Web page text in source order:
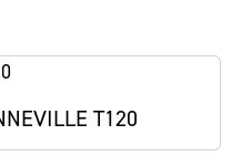
T120